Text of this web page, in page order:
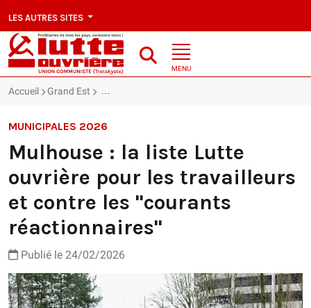
LES AUTRES SITES
MENU
Accueil Grand Est Mulhouse : la liste Lutte ouvrière pour les
MUNICIPALES 2026
Mulhouse : la liste Lutte
ouvrière pour les travailleurs
et contre les "courants
réactionnaires"
Publié le 24/02/2026